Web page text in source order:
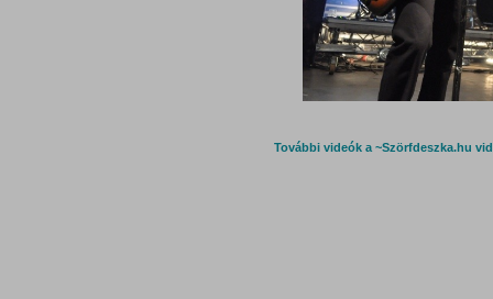
További videók a ~Szörfdeszka.hu